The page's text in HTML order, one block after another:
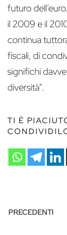
futuro
il 2009 e il
continua
fiscali, di
significhi
diversità”.
TI È
PRECEDENTI